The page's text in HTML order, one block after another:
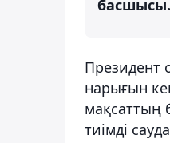
басшысы.
Президент
нарығын
мақсаттың
тиімді